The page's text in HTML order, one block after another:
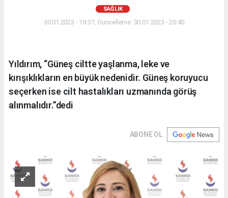
SAĞLIK
30.01.2023 - 19:37, Güncelleme: 30.01.2023 - 20:40
Yıldırım, “Güneş ciltte yaşlanma, leke ve
kırışıklıkların en büyük nedenidir. Güneş koruyucu
seçerken ise cilt hastalıkları uzmanında görüş
alınmalıdır.”dedi
ABONE OL